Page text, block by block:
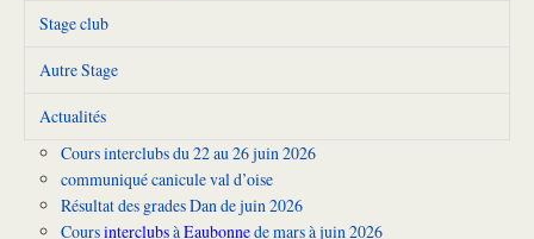
Stage club
Autre Stage
Actualités
Cours interclubs du 22 au 26 juin 2026
communiqué canicule val d’oise
Résultat des grades Dan de juin 2026
CoursinterclubsàEaubonnede mars à juin 2026